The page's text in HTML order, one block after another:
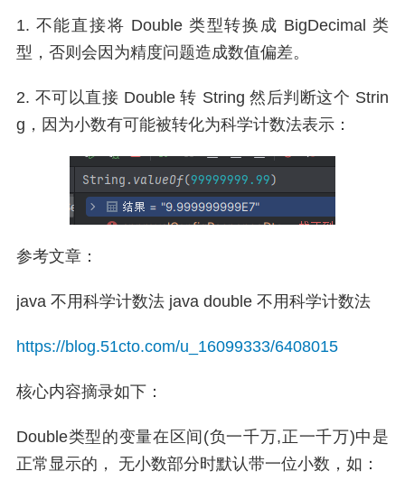
1. 不能直接将 Double 类型转换成 BigDecimal 类
型，否则会因为精度问题造成数值偏差。
2. 不可以直接 Double 转 String 然后判断这个 Strin
g，因为小数有可能被转化为科学计数法表示：
参考文章：
java 不用科学计数法 java double 不用科学计数法
https://blog.51cto.com/u_16099333/6408015
核心内容摘录如下：
Double类型的变量在区间(负一千万,正一千万)中是
正常显示的， 无小数部分时默认带一位小数，如：